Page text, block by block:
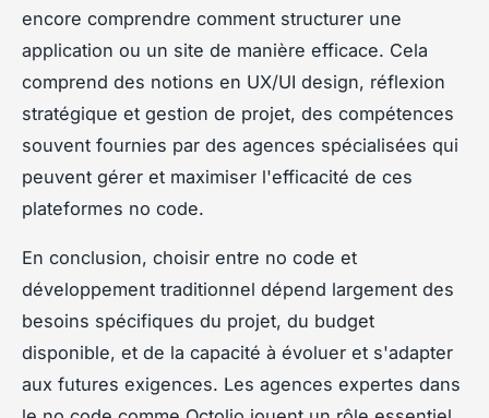
encore comprendre comment structurer une
application ou un site de manière efficace. Cela
comprend des notions en UX/UI design, réflexion
stratégique et gestion de projet, des compétences
souvent fournies par des agences spécialisées qui
peuvent gérer et maximiser l'efficacité de ces
plateformes no code.
En conclusion, choisir entre no code et
développement traditionnel dépend largement des
besoins spécifiques du projet, du budget
disponible, et de la capacité à évoluer et s'adapter
aux futures exigences. Les agences expertes dans